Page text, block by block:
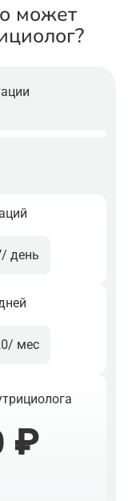
может
/ день
/ мес
₽